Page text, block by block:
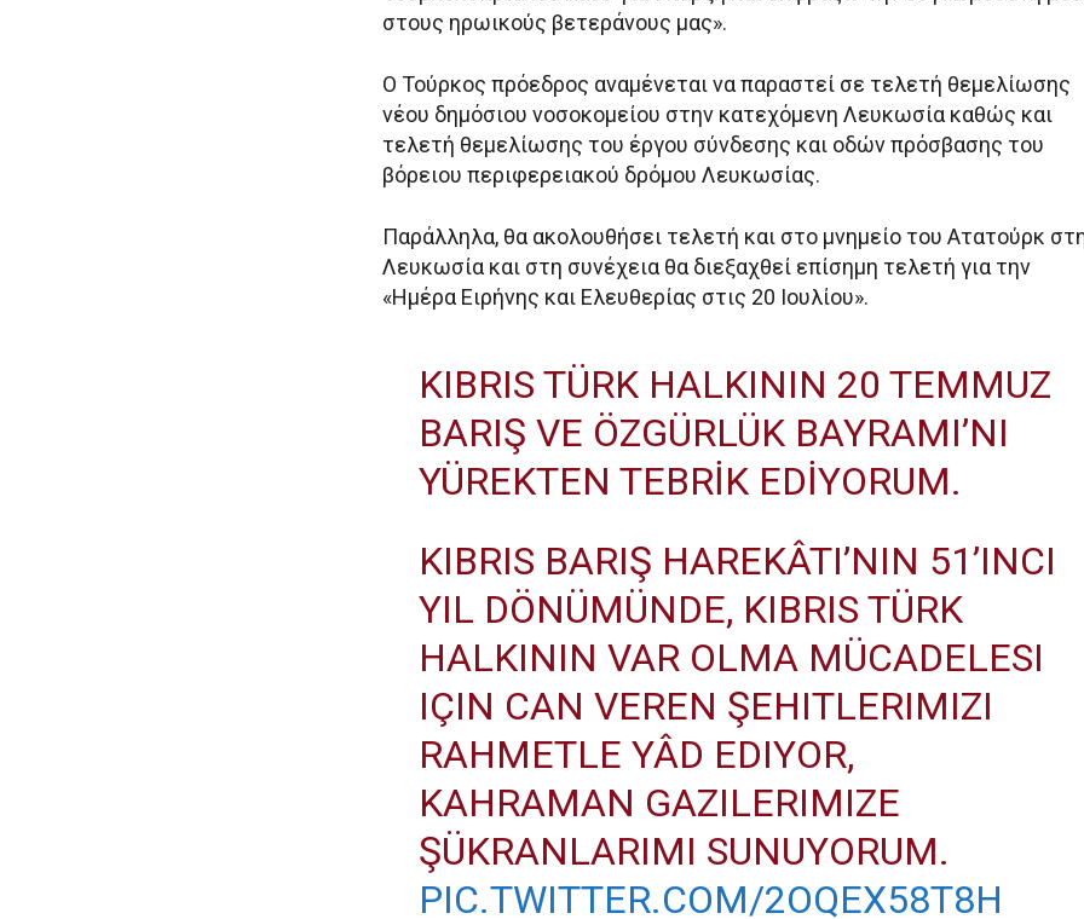
στους ηρωικούς βετεράνους μας».
Ο Τούρκος πρόεδρος αναμένεται να παραστεί σε τελετή θεμελίωσης
νέου δημόσιου νοσοκομείου στην κατεχόμενη Λευκωσία καθώς και
τελετή θεμελίωσης του έργου σύνδεσης και οδών πρόσβασης του
βόρειου περιφερειακού δρόμου Λευκωσίας.
Παράλληλα, θα ακολουθήσει τελετή και στο μνημείο του Ατατούρκ
Λευκωσία και στη συνέχεια θα διεξαχθεί επίσημη τελετή για την
«Ημέρα Ειρήνης και Ελευθερίας στις 20 Ιουλίου».
KIBRIS TÜRK HALKININ 20 TEMMUZ
BARIŞ VE ÖZGÜRLÜK BAYRAMI’NI
YÜREKTEN TEBRIK EDIYORUM.
KIBRIS BARIŞ HAREKÂTI’NIN 51’INCI
YIL DÖNÜMÜNDE, KIBRIS TÜRK
HALKININ VAR OLMA MÜCADELESI
IÇIN CAN VEREN ŞEHITLERIMIZI
RAHMETLE YÂD EDIYOR,
KAHRAMAN GAZILERIMIZE
ŞÜKRANLARIMI SUNUYORUM.
PIC.TWITTER.COM/2OQEX58T8H